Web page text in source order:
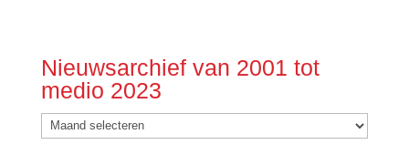
Nieuwsarchief van 2001 tot
medio 2023
Nieuwsarchief
van